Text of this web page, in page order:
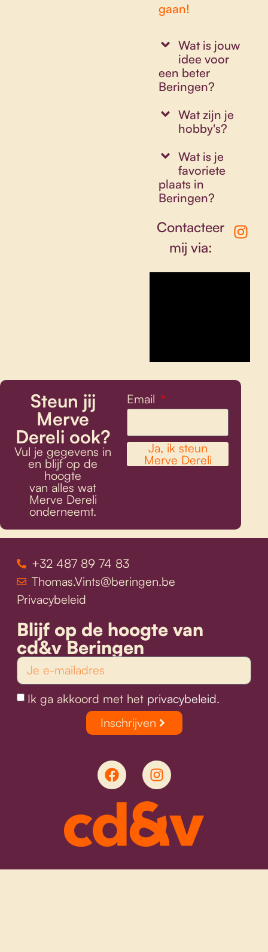
gaan!
Wat is jouw
idee voor
een beter
Beringen?
Wat zijn je
hobby's?
Wat is je
favoriete
plaats in
Beringen?
Contacteer
mij via:
Steun jij
Merve
Dereli ook?
Vul je gegevens in
en blijf op de
hoogte
van alles wat
Merve Dereli
onderneemt.
Email
Ja, ik steun
Merve Dereli
Blijf op de hoogte van
cd&v Beringen
Ik ga akkoord met het privacybeleid.
Inschrijven
+32 487 89 74 83
Thomas.Vints@beringen.be
Privacybeleid